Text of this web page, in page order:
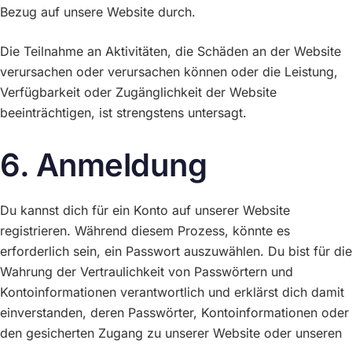
Bezug auf unsere Website durch.
Die Teilnahme an Aktivitäten, die Schäden an der Website
verursachen oder verursachen können oder die Leistung,
Verfügbarkeit oder Zugänglichkeit der Website
beeinträchtigen, ist strengstens untersagt.
6. Anmeldung
Du kannst dich für ein Konto auf unserer Website
registrieren. Während diesem Prozess, könnte es
erforderlich sein, ein Passwort auszuwählen. Du bist für die
Wahrung der Vertraulichkeit von Passwörtern und
Kontoinformationen verantwortlich und erklärst dich damit
einverstanden, deren Passwörter, Kontoinformationen oder
den gesicherten Zugang zu unserer Website oder unseren